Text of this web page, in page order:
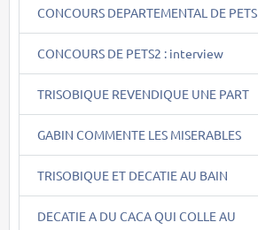
CONCOURS DEPARTEMENTAL DE PETS
CONCOURS DE PETS2 : interview
TRISOBIQUE REVENDIQUE UNE PART
GABIN COMMENTE LES MISERABLES
TRISOBIQUE ET DECATIE AU BAIN
DECATIE A DU CACA QUI COLLE AU